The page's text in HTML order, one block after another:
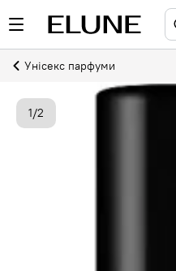
Унісекс парфуми
1/2